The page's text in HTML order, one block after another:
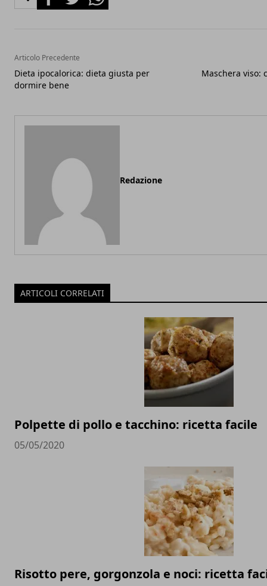
Articolo Precedente
Dieta ipocalorica: dieta giusta per
dormire bene
Maschera viso:
Redazione
ARTICOLI CORRELATI
Polpette di pollo e tacchino: ricetta facile
05/05/2020
Risotto pere, gorgonzola e noci: ricetta